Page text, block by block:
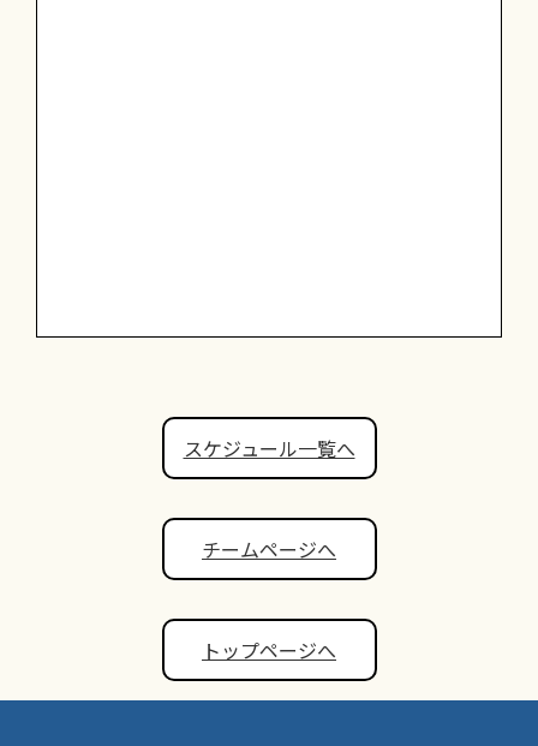
スケジュール一覧へ
チームページへ
トップページへ